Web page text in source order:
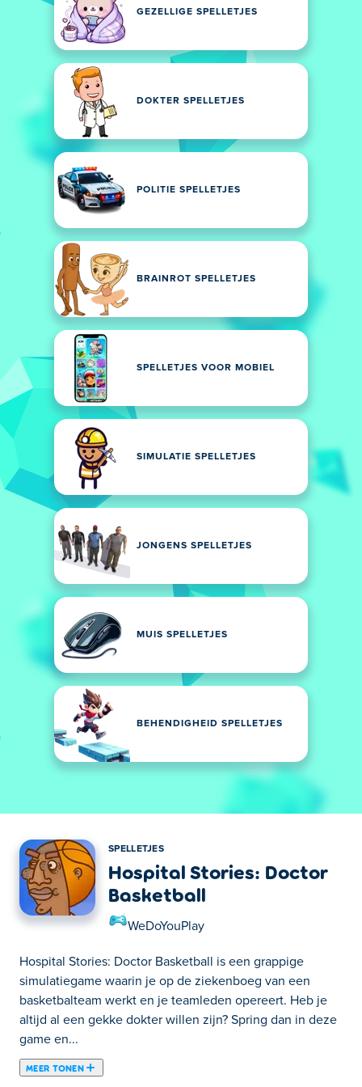
GEZELLIGE SPELLETJES
DOKTER SPELLETJES
POLITIE SPELLETJES
BRAINROT SPELLETJES
SPELLETJES VOOR MOBIEL
SIMULATIE SPELLETJES
JONGENS SPELLETJES
MUIS SPELLETJES
BEHENDIGHEID SPELLETJES
SPELLETJES
Hospital Stories: Doctor
Basketball
WeDoYouPlay
Hospital Stories: Doctor Basketball is een grappige
simulatiegame waarin je op de ziekenboeg van een
basketbalteam werkt en je teamleden opereert. Heb je
altijd al een gekke dokter willen zijn? Spring dan in deze
game en...
MEER TONEN